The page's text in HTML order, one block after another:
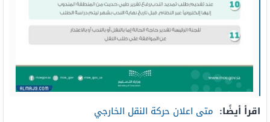
اقرأ أيضًا: متى اعلان حركة النقل الخارجي